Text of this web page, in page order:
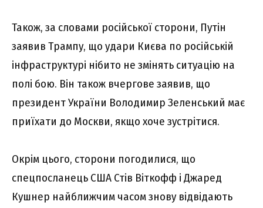
Також, за словами російської сторони, Путін
заявив Трампу, що удари Києва по російській
інфраструктурі нібито не змінять ситуацію на
полі бою. Він також вчергове заявив, що
президент України Володимир Зеленський має
приїхати до Москви, якщо хоче зустрітися.
Окрім цього, сторони погодилися, що
спецпосланець США Стів Віткофф і Джаред
Кушнер найближчим часом знову відвідають